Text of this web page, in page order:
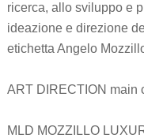
ricerca, allo sviluppo e
ideazione e direzione
etichetta Angelo
ART DIRECTION main
MLD MOZZILLO